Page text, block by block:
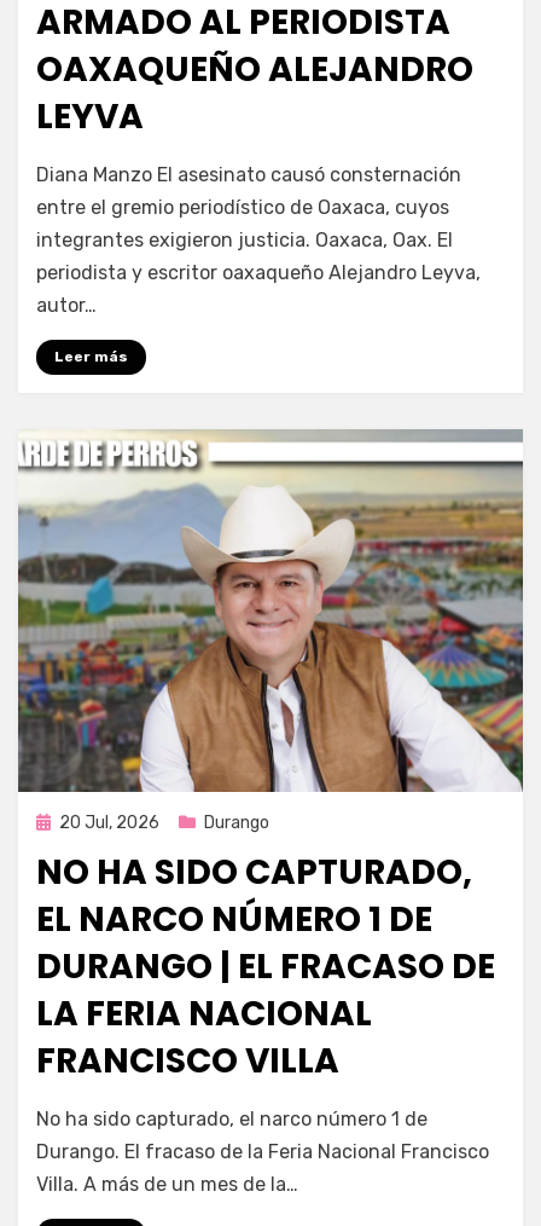
ARMADO AL PERIODISTA
OAXAQUEÑO ALEJANDRO
LEYVA
Fernando Miranda Servín
Diana Manzo El asesinato causó consternación
entre el gremio periodístico de Oaxaca, cuyos
integrantes exigieron justicia. Oaxaca, Oax. El
periodista y escritor oaxaqueño Alejandro Leyva,
autor…
Leer más
Publicada
20 Jul, 2026 Durango
NO HA SIDO CAPTURADO,
EL NARCO NÚMERO 1 DE
DURANGO | EL FRACASO DE
LA FERIA NACIONAL
FRANCISCO VILLA
por Fernando Miranda Servín
No ha sido capturado, el narco número 1 de
Durango. El fracaso de la Feria Nacional Francisco
Villa. A más de un mes de la…